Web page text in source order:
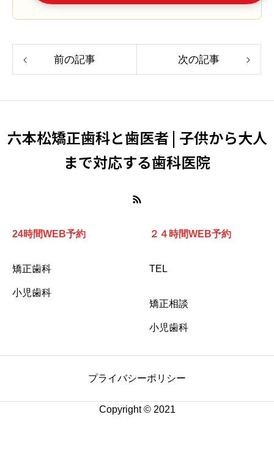
前の記事 次の記事
六本松矯正歯科と歯医者 | 子供から大人
まで対応する歯科医院
24時間WEB予約
矯正歯科
小児歯科
２４時間WEB予約
TEL
矯正相談
小児歯科
プライバシーポリシー
Copyright © 2021